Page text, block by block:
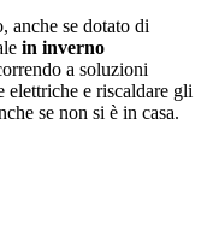
anche se dotato di
in inverno
a soluzioni
elettriche e riscaldare gli
se non si è in casa.